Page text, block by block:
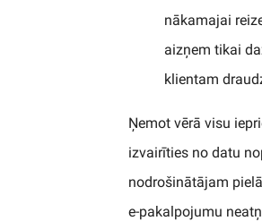
nākamajai
aizņem tikai
klientam
Ņemot vērā visu
izvairīties no datu
nodrošinātājam
e-pakalpojumu